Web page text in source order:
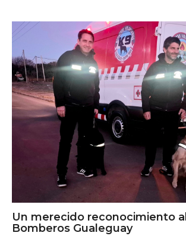
Un merecido reconocimiento
Bomberos Gualeguay